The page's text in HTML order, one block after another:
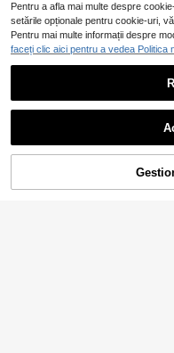
EU Warehouse SHEIN ICON Fusta
Denim De Femei Cu Tivul
Pentru a afla mai multe despre
setările opționale pentru cookie-uri,
Pentru mai multe informații despre
faceți clic aici pentru a vedea Politica